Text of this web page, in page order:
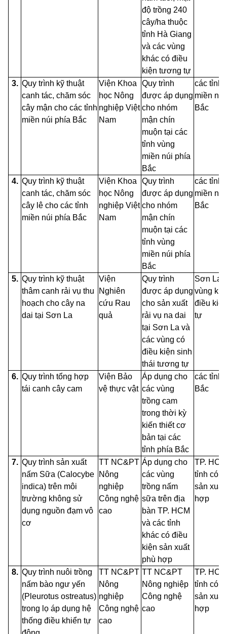
độ trồng 240
cây/ha thuộc
tỉnh Hà Giang
và các vùng
khác có điều
kiện tương tự
3. Quy trình kỹ thuật
canh tác, chăm sóc
cây mận cho các tỉnh
miền núi phía Bắc
Viện Khoa
học Nông
nghiệp Việt
Nam
Quy trình
được áp dụng
cho nhóm
mận chín
muộn tại các
tỉnh vùng
miền núi phía
Bắc
các tỉnh
miền
Bắc
4. Quy trình kỹ thuật
canh tác, chăm sóc
cây lê cho các tỉnh
miền núi phía Bắc
Viện Khoa
học Nông
nghiệp Việt
Nam
Quy trình
được áp dụng
cho nhóm
mận chín
muộn tại các
tỉnh vùng
miền núi phía
Bắc
các tỉnh
miền
Bắc
5. Quy trình kỹ thuật
thâm canh rải vụ thu
hoạch cho cây na
dai tại Sơn La
Viện
Nghiên
cứu Rau
quả
Quy trình
được áp dụng
cho sản xuất
rải vụ na dai
tại Sơn La và
các vùng có
điều kiện sinh
thái tương tự
Sơn La
vùng
điều
tự
6. Quy trình tổng hợp
tái canh cây cam
Viện Bảo
vệ thực vật
Áp dụng cho
các vùng
trồng cam
trong thời kỳ
kiến thiết cơ
bản tại các
tỉnh phía Bắc
các tỉnh
Bắc
7. Quy trình sản xuất
nấm Sữa (Calocybe
indica) trên môi
trường không sử
dụng nguồn đạm vô
cơ
TT NC&PT
Nông
nghiệp
Công nghệ
cao
Áp dụng cho
các vùng
trồng nấm
sữa trên địa
bàn TP. HCM
và các tỉnh
khác có điều
kiện sản xuất
phù hợp
TP.
tỉnh có
sản xuất
hợp
8. Quy trình nuôi trồng
nấm bào ngư yến
(Pleurotus ostreatus)
trong lọ áp dụng hệ
thống điều khiển tự
TT NC&PT
Nông
nghiệp
Công nghệ
cao
TT NC&PT
Nông nghiệp
Công nghệ
cao
TP.
tỉnh có
sản xuất
hợp